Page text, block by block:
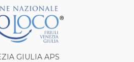
GIULIA APS